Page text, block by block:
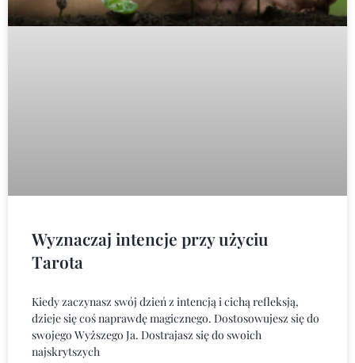
Wyznaczaj intencje przy użyciu
Tarota
Kiedy zaczynasz swój dzień z intencją i cichą refleksją,
dzieje się coś naprawdę magicznego. Dostosowujesz się do
swojego Wyższego Ja. Dostrajasz się do swoich
najskrytszych